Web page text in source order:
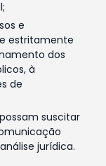
e
estritamente
dos
à
de
suscitar
jurídica.